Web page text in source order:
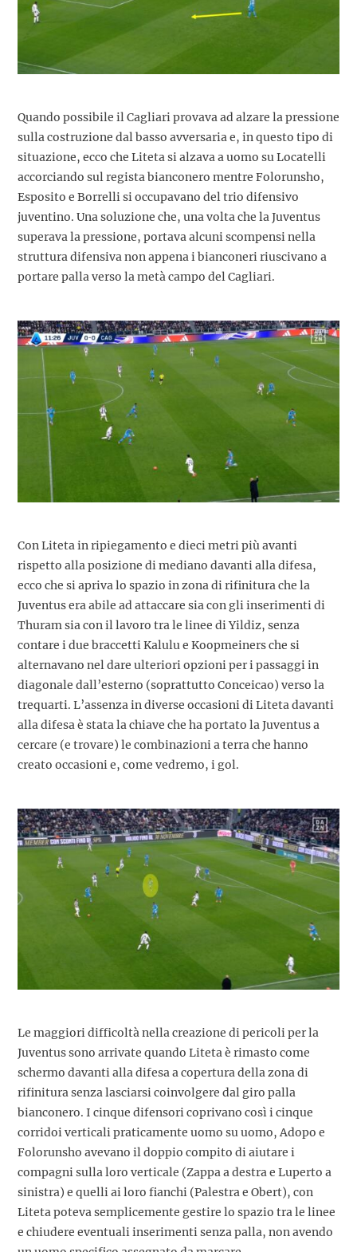
Quando possibile il Cagliari provava ad alzare la pressione
sulla costruzione dal basso avversaria e, in questo tipo di
situazione, ecco che Liteta si alzava a uomo su Locatelli
accorciando sul regista bianconero mentre Folorunsho,
Esposito e Borrelli si occupavano del trio difensivo
juventino. Una soluzione che, una volta che la Juventus
superava la pressione, portava alcuni scompensi nella
struttura difensiva non appena i bianconeri riuscivano a
portare palla verso la metà campo del Cagliari.
Con Liteta in ripiegamento e dieci metri più avanti
rispetto alla posizione di mediano davanti alla difesa,
ecco che si apriva lo spazio in zona di rifinitura che la
Juventus era abile ad attaccare sia con gli inserimenti di
Thuram sia con il lavoro tra le linee di Yildiz, senza
contare i due braccetti Kalulu e Koopmeiners che si
alternavano nel dare ulteriori opzioni per i passaggi in
diagonale dall’esterno (soprattutto Conceicao) verso la
trequarti. L’assenza in diverse occasioni di Liteta davanti
alla difesa è stata la chiave che ha portato la Juventus a
cercare (e trovare) le combinazioni a terra che hanno
creato occasioni e, come vedremo, i gol.
Le maggiori difficoltà nella creazione di pericoli per la
Juventus sono arrivate quando Liteta è rimasto come
schermo davanti alla difesa a copertura della zona di
rifinitura senza lasciarsi coinvolgere dal giro palla
bianconero. I cinque difensori coprivano così i cinque
corridoi verticali praticamente uomo su uomo, Adopo e
Folorunsho avevano il doppio compito di aiutare i
compagni sulla loro verticale (Zappa a destra e Luperto a
sinistra) e quelli ai loro fianchi (Palestra e Obert), con
Liteta poteva semplicemente gestire lo spazio tra le linee
e chiudere eventuali inserimenti senza palla, non avendo